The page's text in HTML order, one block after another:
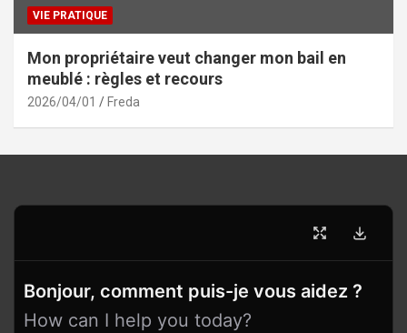
VIE PRATIQUE
Mon propriétaire veut changer mon bail en
meublé : règles et recours
2026/04/01 Freda
Bonjour, comment puis-je vous aidez ?
How can I help you today?